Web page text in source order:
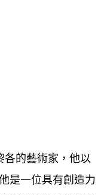
各的藝術家，他以
是一位具有創造力